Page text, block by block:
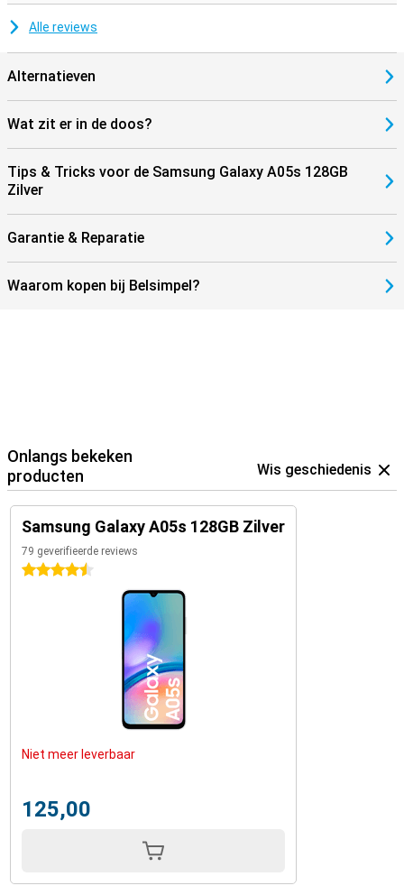
Alle reviews
Alternatieven
Wat zit er in de doos?
Tips & Tricks voor de Samsung Galaxy A05s 128GB
Zilver
Garantie & Reparatie
Waarom kopen bij Belsimpel?
Onlangs bekeken
producten
Wis geschiedenis
Samsung Galaxy A05s 128GB Zilver
79 geverifieerde reviews
4.5 sterren
Niet meer leverbaar
125,00